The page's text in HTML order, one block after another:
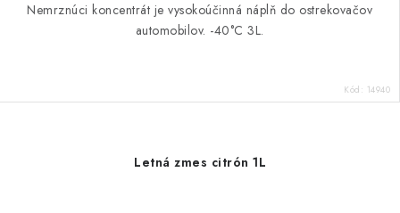
Nemrznúci koncentrát je vysokoúčinná náplň do ostrekovačov
automobilov. -40°C 3L.
Kód: 14940
Letná zmes citrón 1L